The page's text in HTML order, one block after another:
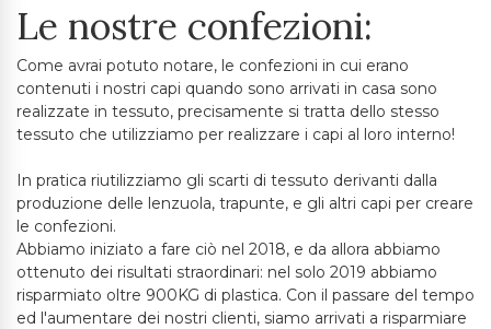
Le nostre confezioni:
Come avrai potuto notare, le confezioni in cui erano
contenuti i nostri capi quando sono arrivati in casa sono
realizzate in tessuto, precisamente si tratta dello stesso
tessuto che utilizziamo per realizzare i capi al loro interno!
In pratica riutilizziamo gli scarti di tessuto derivanti dalla
produzione delle lenzuola, trapunte, e gli altri capi per creare
le confezioni.
Abbiamo iniziato a fare ciò nel 2018, e da allora abbiamo
ottenuto dei risultati straordinari: nel solo 2019 abbiamo
risparmiato oltre 900KG di plastica. Con il passare del tempo
ed l'aumentare dei nostri clienti, siamo arrivati a risparmiare